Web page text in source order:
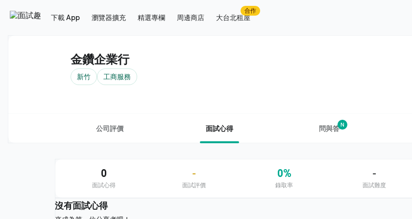
下載 App 瀏覽器擴充 精選專欄 周邊商店 大台北租屋
合作
金鑽企業行
新竹 工商服務
公司評價 面試心得 問與答N
0
面試心得
-
面試評價
0%
錄取率
-
面試難度
沒有面試心得